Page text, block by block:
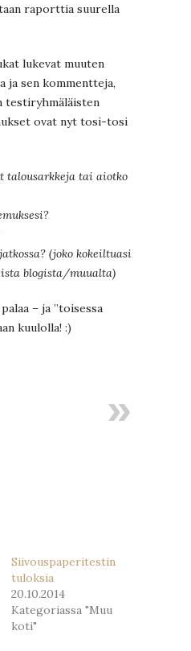
raporttia suurella
lukevat muuten
ja sen kommentteja,
testiryhmäläisten
ovat nyt tosi-tosi
talousarkkeja tai aiotko
(joko kokeiltuasi
blogista/muualta)
– ja ”toisessa
kuulolla! :)
Siivouspaperitestin
tuloksia
20.10.2014
Kategoriassa "Muu
koti"